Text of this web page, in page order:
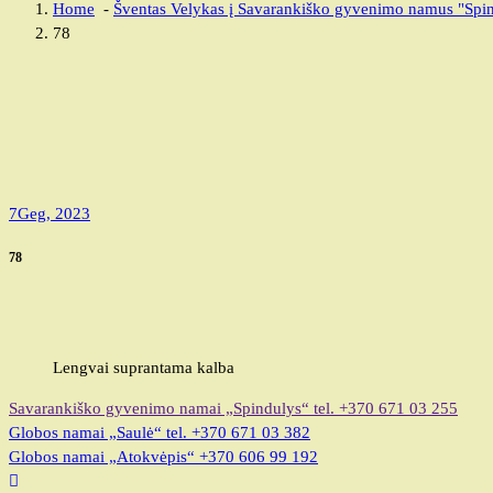
Home - Šventas Velykas į Savarankiško gyvenimo namus
78
7Geg, 2023
78
Lengvai suprantama kalba
Savarankiško gyvenimo namai „Spindulys“ tel. +370 671 03 255
Globos namai „Saulė“ tel. +370 671 03 382
Globos namai „Atokvėpis“ +370 606 99 192